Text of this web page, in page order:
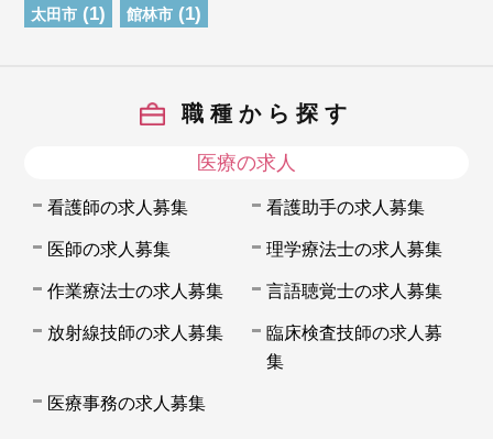
太田市 (1) 館林市 (1)
職種から探す
医療の求人
看護師の求人募集 看護助手の求人募集
医師の求人募集 理学療法士の求人募集
作業療法士の求人募集 言語聴覚士の求人募集
放射線技師の求人募集
臨床検査技師の求人募
集
医療事務の求人募集